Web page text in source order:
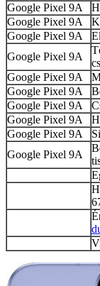
Google Pixel 9A
Google Pixel 9A
Google Pixel 9A
Google Pixel 9A
Google Pixel 9A
Google Pixel 9A
Google Pixel 9A
Google Pixel 9A
Google Pixel 9A
Google Pixel 9A